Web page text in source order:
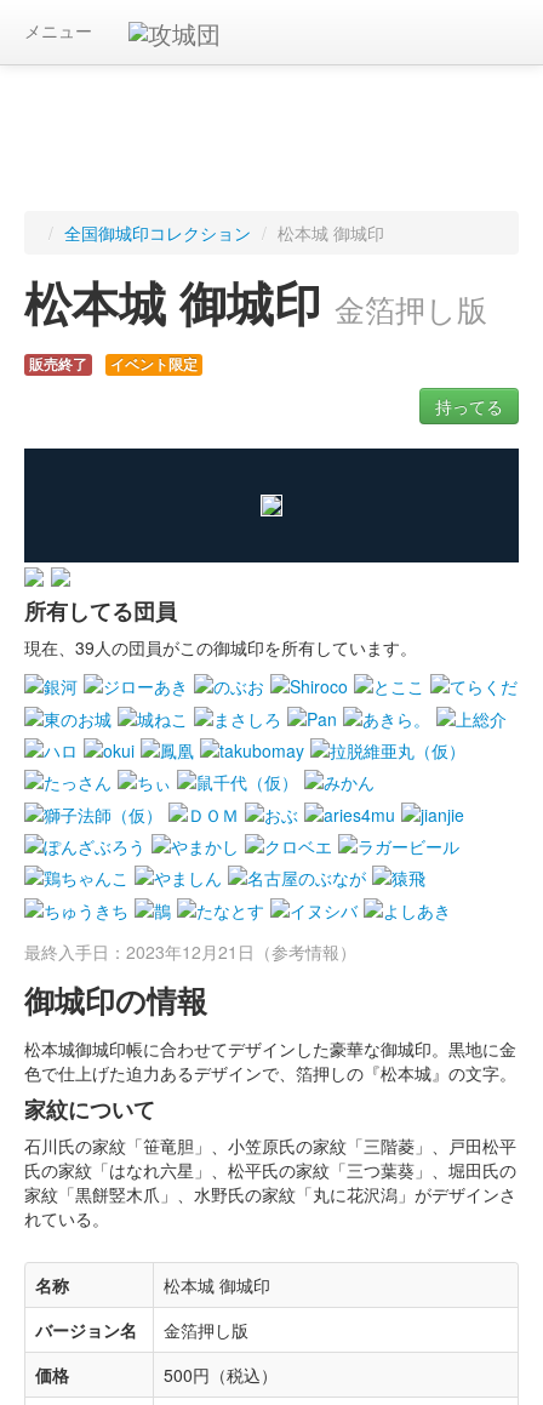
メニュー
/ 全国御城印コレクション / 松本城 御城印
松本城 御城印 金箔押し版
販売終了 イベント限定
持ってる
所有してる団員
現在、39人の団員がこの御城印を所有しています。
最終入手日：2023年12月21日（参考情報）
御城印の情報
松本城御城印帳に合わせてデザインした豪華な御城印。黒地に金
色で仕上げた迫力あるデザインで、箔押しの『松本城』の文字。
家紋について
石川氏の家紋「笹竜胆」、小笠原氏の家紋「三階菱」、戸田松平
氏の家紋「はなれ六星」、松平氏の家紋「三つ葉葵」、堀田氏の
家紋「黒餅竪木爪」、水野氏の家紋「丸に花沢潟」がデザインさ
れている。
名称
松本城 御城印
バージョン名
金箔押し版
価格
500円（税込）